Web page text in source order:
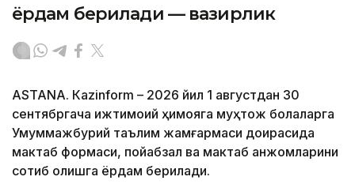
ёрдам берилади — вазирлик
ASTANА. Кazinform – 2026 йил 1 августдан 30
сентябргача ижтимоий ҳимояга муҳтож болаларга
Умуммажбурий таълим жамғармаси доирасида
мактаб формаси, пойабзал ва мактаб анжомларини
сотиб олишга ёрдам берилади.